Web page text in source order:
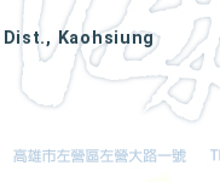
Kaohsiung